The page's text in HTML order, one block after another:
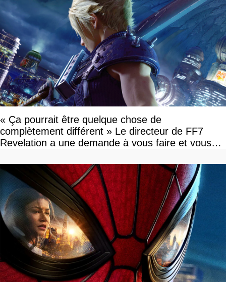
« Ça pourrait être quelque chose de
complètement différent » Le directeur de FF7
Revelation a une demande à vous faire et vous